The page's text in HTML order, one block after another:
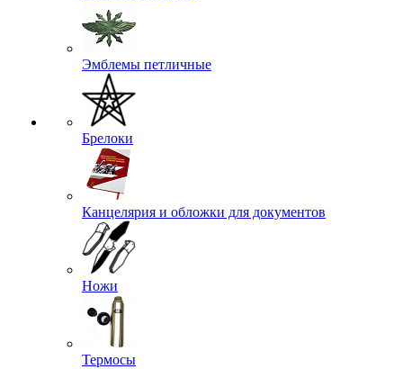
Эмблемы петличные
Брелоки
Канцелярия и обложки для документов
Ножи
Термосы